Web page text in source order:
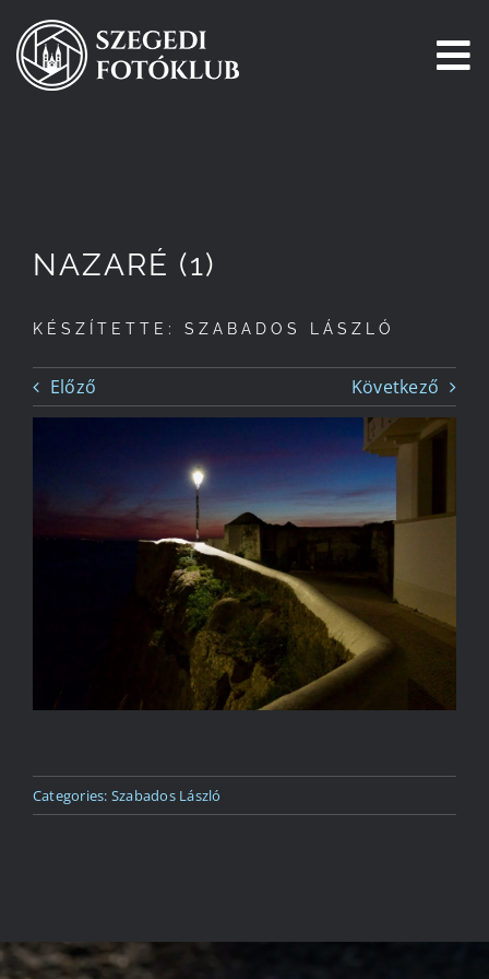
Kihagyás
Pályázatok
Tagjaink
Csatlakozz!
NAZARÉ (1)
KÉSZÍTETTE: SZABADOS LÁSZLÓ
Előző Következő
Categories: Szabados László